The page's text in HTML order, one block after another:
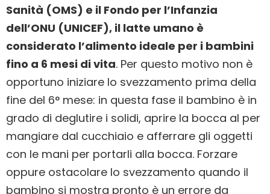
Sanità (OMS) e il Fondo per l’Infanzia
dell’ONU (UNICEF), il latte umano è
considerato l’alimento ideale per i bambini
fino a 6 mesi di vita. Per questo motivo non è
opportuno iniziare lo svezzamento prima della
fine del 6° mese: in questa fase il bambino è in
grado di deglutire i solidi, aprire la bocca al per
mangiare dal cucchiaio e afferrare gli oggetti
con le mani per portarli alla bocca. Forzare
oppure ostacolare lo svezzamento quando il
bambino si mostra pronto è un errore da